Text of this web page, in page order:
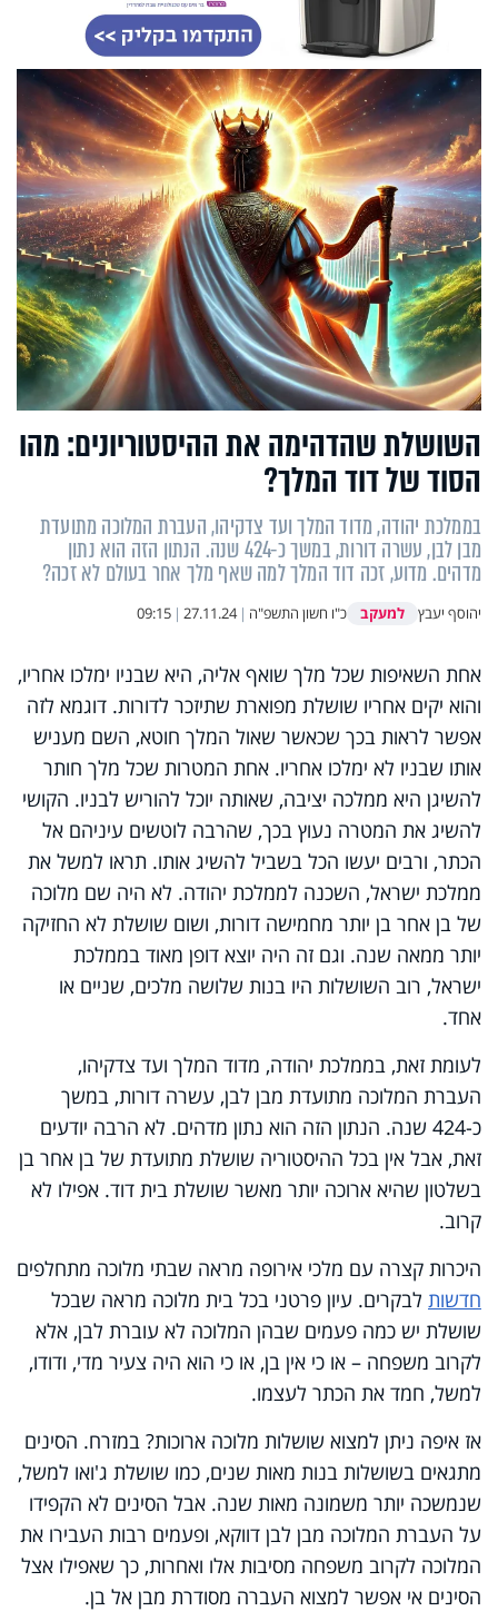
השושלת שהדהימה את ההיסטוריונים: מהו
הסוד של דוד המלך?
בממלכת יהודה, מדוד המלך ועד צדקיהו, העברת המלוכה מתועדת
מבן לבן, עשרה דורות, במשך כ-424 שנה. הנתון הזה הוא נתון
מדהים. מדוע, זכה דוד המלך למה שאף מלך אחר בעולם לא זכה?
יהוסף יעבץ למעקב כ"ו חשון התשפ"ה |
27.11.24
|
09:15
אחת השאיפות שכל מלך שואף אליה, היא שבניו ימלכו אחריו,
והוא יקים אחריו שושלת מפוארת שתיזכר לדורות. דוגמא לזה
אפשר לראות בכך שכאשר שאול המלך חוטא, השם מעניש
אותו שבניו לא ימלכו אחריו. אחת המטרות שכל מלך חותר
להשיגן היא ממלכה יציבה, שאותה יוכל להוריש לבניו. הקושי
להשיג את המטרה נעוץ בכך, שהרבה לוטשים עיניהם אל
הכתר, ורבים יעשו הכל בשביל להשיג אותו. תראו למשל את
ממלכת ישראל, השכנה לממלכת יהודה. לא היה שם מלוכה
של בן אחר בן יותר מחמישה דורות, ושום שושלת לא החזיקה
יותר ממאה שנה. וגם זה היה יוצא דופן מאוד בממלכת
ישראל, רוב השושלות היו בנות שלושה מלכים, שניים או
אחד.
לעומת זאת, בממלכת יהודה, מדוד המלך ועד צדקיהו,
העברת המלוכה מתועדת מבן לבן, עשרה דורות, במשך
כ-424 שנה. הנתון הזה הוא נתון מדהים. לא הרבה יודעים
זאת, אבל אין בכל ההיסטוריה שושלת מתועדת של בן אחר בן
בשלטון שהיא ארוכה יותר מאשר שושלת בית דוד. אפילו לא
קרוב.
היכרות קצרה עם מלכי אירופה מראה שבתי מלוכה מתחלפים
חדשות לבקרים. עיון פרטני בכל בית מלוכה מראה שבכל
שושלת יש כמה פעמים שבהן המלוכה לא עוברת לבן, אלא
לקרוב משפחה – או כי אין בן, או כי הוא היה צעיר מדי, ודודו,
למשל, חמד את הכתר לעצמו.
אז איפה ניתן למצוא שושלות מלוכה ארוכות? במזרח. הסינים
מתגאים בשושלות בנות מאות שנים, כמו שושלת ג'ואו למשל,
שנמשכה יותר משמונה מאות שנה. אבל הסינים לא הקפידו
על העברת המלוכה מבן לבן דווקא, ופעמים רבות העבירו את
המלוכה לקרוב משפחה מסיבות אלו ואחרות, כך שאפילו אצל
הסינים אי אפשר למצוא העברה מסודרת מבן אל בן.